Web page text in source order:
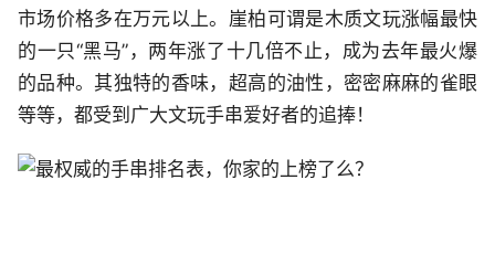
市场价格多在万元以上。崖柏可谓是木质文玩涨幅最快
的一只“黑马”，两年涨了十几倍不止，成为去年最火爆
的品种。其独特的香味，超高的油性，密密麻麻的雀眼
等等，都受到广大文玩手串爱好者的追捧！